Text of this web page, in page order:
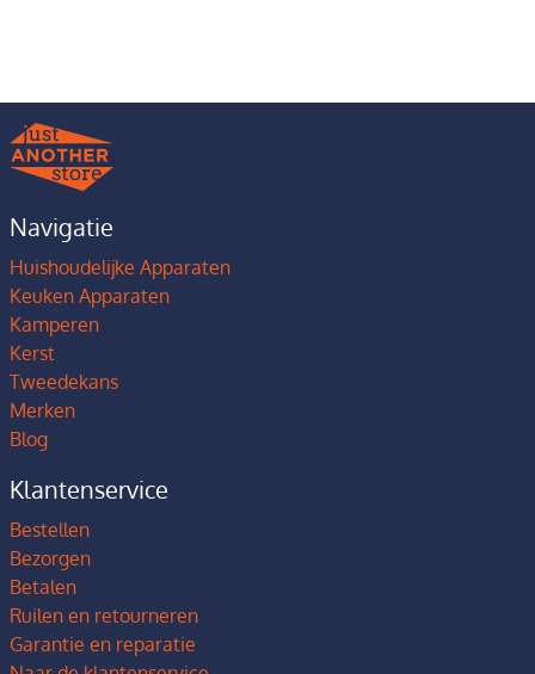
Navigatie
Huishoudelijke Apparaten
Keuken Apparaten
Kamperen
Kerst
Tweedekans
Merken
Blog
Klantenservice
Bestellen
Bezorgen
Betalen
Ruilen en retourneren
Garantie en reparatie